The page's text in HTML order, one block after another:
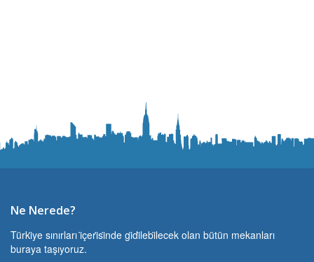
Ne Nerede?
Türki̇ye sınırları i̇çeri̇si̇nde gi̇di̇lebi̇lecek olan bütün mekanları
buraya taşıyoruz.